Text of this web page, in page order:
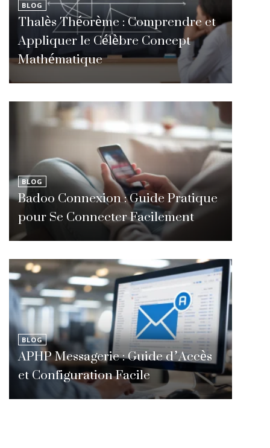
BLOG
Thalès Théorème : Comprendre et
Appliquer le Célèbre Concept
Mathématique
BLOG
Badoo Connexion : Guide Pratique
pour Se Connecter Facilement
BLOG
APHP Messagerie : Guide d’Accès
et Configuration Facile